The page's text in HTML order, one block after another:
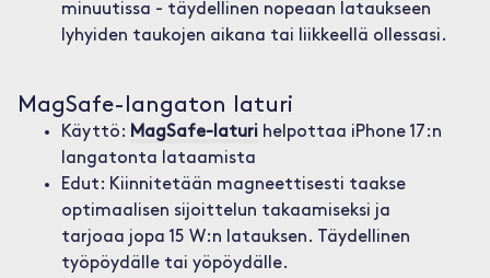
minuutissa - täydellinen nopeaan lataukseen
lyhyiden taukojen aikana tai liikkeellä ollessasi.
MagSafe-langaton laturi
Käyttö: MagSafe-laturihelpottaa iPhone 17:n
langatonta lataamista
Edut: Kiinnitetään magneettisesti taakse
optimaalisen sijoittelun takaamiseksi ja
tarjoaa jopa 15 W:n latauksen. Täydellinen
työpöydälle tai yöpöydälle.